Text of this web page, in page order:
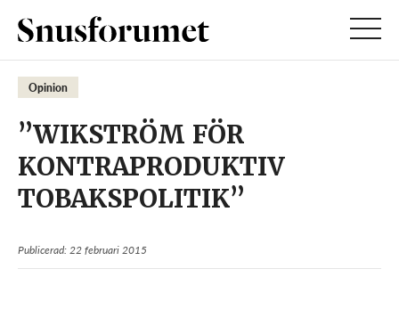
Opinion
”WIKSTRÖM FÖR
KONTRAPRODUKTIV
TOBAKSPOLITIK”
Publicerad: 22 februari 2015